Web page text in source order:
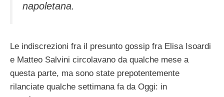
napoletana.
Le indiscrezioni fra il presunto gossip fra Elisa Isoardi
e Matteo Salvini circolavano da qualche mese a
questa parte, ma sono state prepotentemente
rilanciate qualche settimana fa da Oggi: in